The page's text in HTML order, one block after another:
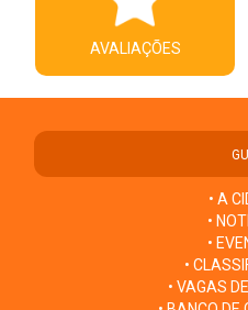
AVALIAÇÕES
• A
•
•
•
• VAGAS